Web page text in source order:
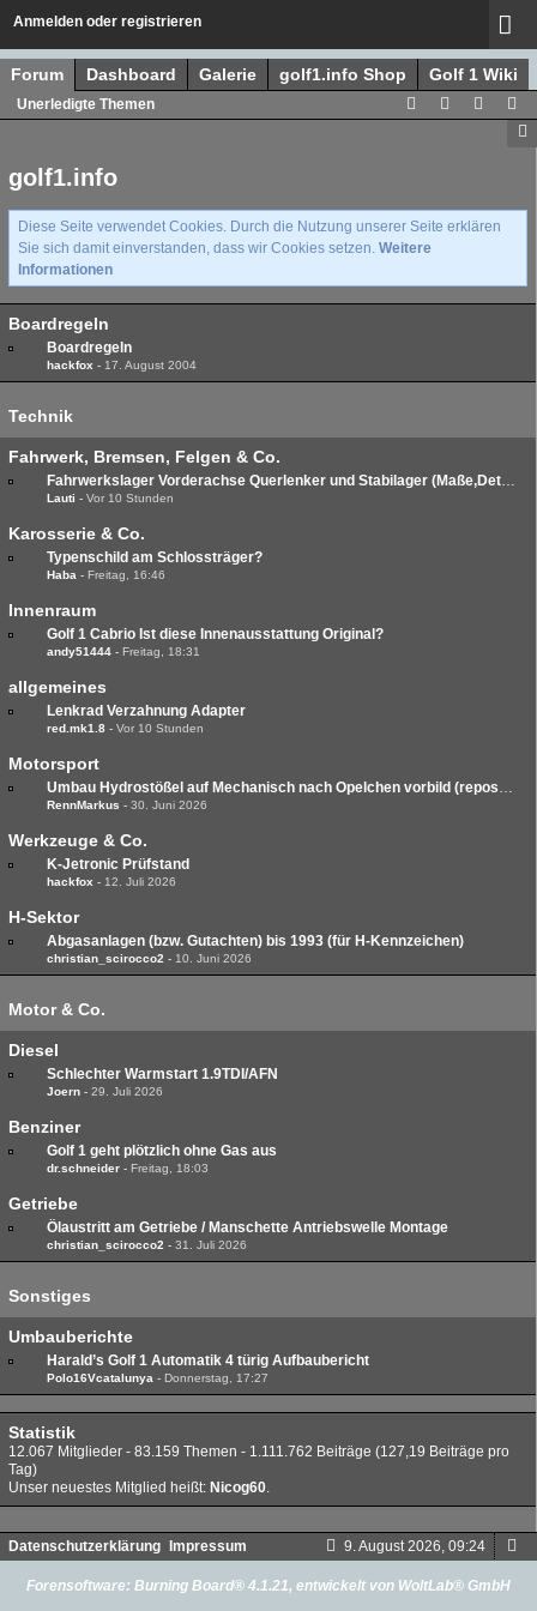
Anmelden oder registrieren
Forum Dashboard Galerie golf1.info Shop Golf 1 Wiki
Unerledigte Themen
golf1.info
Diese Seite verwendet Cookies. Durch die Nutzung unserer Seite erklären
Sie sich damit einverstanden, dass wir Cookies setzen. Weitere
Informationen
Boardregeln
Boardregeln
hackfox - 17. August 2004
Technik
Fahrwerk, Bremsen, Felgen & Co.
Fahrwerkslager Vorderachse Querlenker und Stabilager (Maße,Details,Test)
Lauti - Vor 10 Stunden
Karosserie & Co.
Typenschild am Schlossträger?
Haba - Freitag, 16:46
Innenraum
Golf 1 Cabrio Ist diese Innenausstattung Original?
andy51444 - Freitag, 18:31
allgemeines
Lenkrad Verzahnung Adapter
red.mk1.8 - Vor 10 Stunden
Motorsport
Umbau Hydrostößel auf Mechanisch nach Opelchen vorbild (repost in Richtiger Kategorie)
RennMarkus - 30. Juni 2026
Werkzeuge & Co.
K-Jetronic Prüfstand
hackfox - 12. Juli 2026
H-Sektor
Abgasanlagen (bzw. Gutachten) bis 1993 (für H-Kennzeichen)
christian_scirocco2 - 10. Juni 2026
Motor & Co.
Diesel
Schlechter Warmstart 1.9TDI/AFN
Joern - 29. Juli 2026
Benziner
Golf 1 geht plötzlich ohne Gas aus
dr.schneider - Freitag, 18:03
Getriebe
Ölaustritt am Getriebe / Manschette Antriebswelle Montage
christian_scirocco2 - 31. Juli 2026
Sonstiges
Umbauberichte
Harald’s Golf 1 Automatik 4 türig Aufbaubericht
Polo16Vcatalunya - Donnerstag, 17:27
Statistik
12.067 Mitglieder - 83.159 Themen - 1.111.762 Beiträge (127,19 Beiträge pro
Tag)
Unser neuestes Mitglied heißt: Nicog60.
Datenschutzerklärung Impressum 9. August 2026, 09:24
Forensoftware: Burning Board® 4.1.21, entwickelt von WoltLab® GmbH